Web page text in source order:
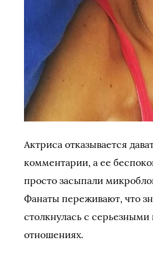
Актриса отказывается
комментарии, а ее
просто засыпали
Фанаты переживают, что
столкнулась с
отношениях.